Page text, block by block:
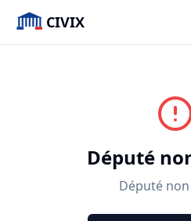
CIVIX
Député
Député